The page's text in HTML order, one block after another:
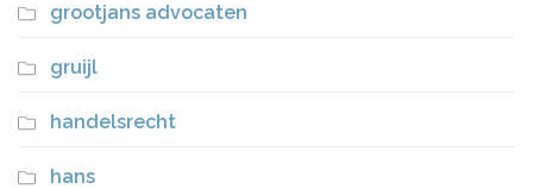
grootjans advocaten
gruijl
handelsrecht
hans